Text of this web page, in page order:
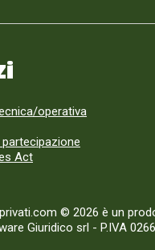
operativa
Act
© 2026 è un
Giuridico srl - P.IVA